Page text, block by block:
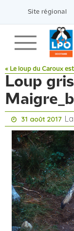
contenu
Site régional
« Le loup du Caroux
Loup
31 août 2017